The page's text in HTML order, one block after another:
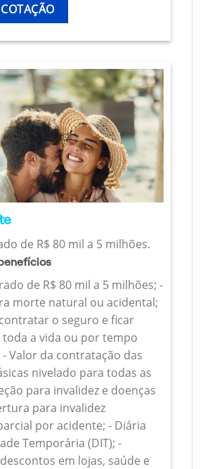
de R$ 80 mil a 5 milhões.
de R$ 80 mil a 5 milhões; -
morte natural ou acidental;
o seguro e ficar
a vida ou por tempo
Valor da contratação das
nivelado para todas as
para invalidez e doenças
para invalidez
por acidente; - Diária
Temporária (DIT); -
em lojas, saúde e